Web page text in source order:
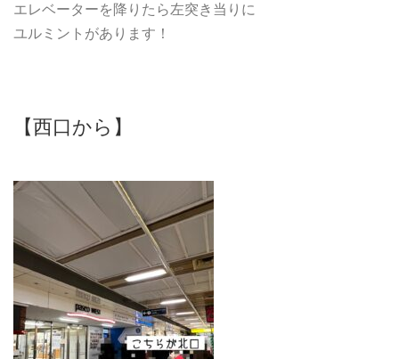
エレベーターを降りたら左突き当りに
ユルミントがあります！
【西口から】